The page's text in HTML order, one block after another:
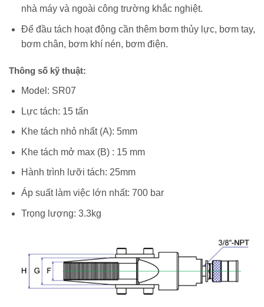
nhà máy và ngoài công trường khắc nghiệt.
Để đầu tách hoạt động cần thêm bơm thủy lực, bơm tay,
bơm chân, bơm khí nén, bơm điện.
Thông số kỹ thuật:
Model: SR07
Lực tách: 15 tấn
Khe tách nhỏ nhất (A): 5mm
Khe tách mở max (B) : 15 mm
Hành trình lưỡi tách: 25mm
Áp suất làm việc lớn nhất: 700 bar
Trọng lượng: 3.3kg